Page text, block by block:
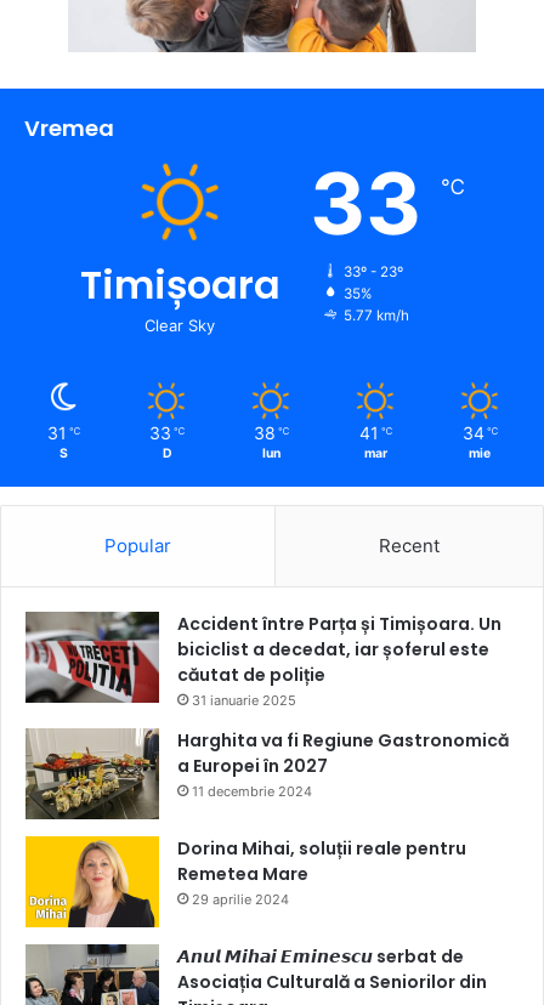
Vremea
Timișoara
Clear Sky
33 ℃
33º - 23º
35%
5.77 km/h
31 ℃
S
33 ℃
D
38 ℃
lun
41 ℃
mar
34 ℃
mie
Popular Recent
Accident între Parța și Timișoara. Un
biciclist a decedat, iar șoferul este
căutat de poliție
31 ianuarie 2025
Harghita va fi Regiune Gastronomică
a Europei în 2027
11 decembrie 2024
Dorina Mihai, soluții reale pentru
Remetea Mare
29 aprilie 2024
𝘼𝙣𝙪𝙡 𝙈𝙞𝙝𝙖𝙞 𝙀𝙢𝙞𝙣𝙚𝙨𝙘𝙪 serbat de
Asociația Culturală a Seniorilor din